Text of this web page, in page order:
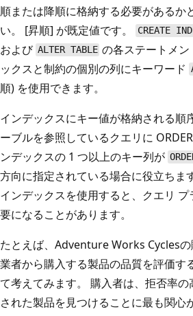
順または降順に格納する必要があるか
い。 [昇順] が既定値です。
CREATE
および ALTER TABLE の各ステートメ
ックスと制約の個別の列にキーワード
順) を使用できます。
インデックスにキー値が格納される順
ーブルを参照しているクエリに
ンデックスの 1 つ以上のキー列が
方向に指定されている場合に役立ちま
インデックスを使用すると、クエリ プ
要になることがあります。
たとえば、Adventure Works Cyclesの
業者から購入する製品の品質を評価す
て考えてみます。 購入者は、拒否率
された製品を見つけることに最も関心